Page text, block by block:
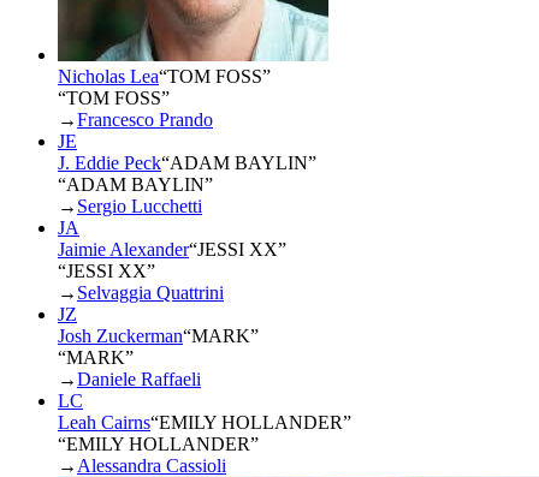
Nicholas Lea“TOM FOSS”
“TOM FOSS”
→Francesco Prando
JE
J. Eddie Peck“ADAM BAYLIN”
“ADAM BAYLIN”
→ Sergio Lucchetti
JA
Jaimie Alexander“JESSI XX”
“JESSI XX”
→ Selvaggia Quattrini
JZ
Josh Zuckerman“MARK”
“MARK”
→Daniele Raffaeli
LC
Leah Cairns“EMILY HOLLANDER”
“EMILY HOLLANDER”
→ Alessandra Cassioli